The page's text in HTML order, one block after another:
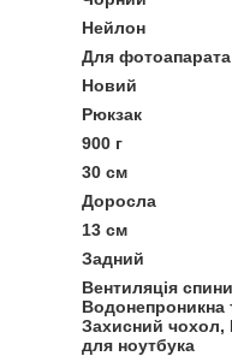
Нейлон
Для фотоапарата
Новий
Рюкзак
900 г
30 см
Доросла
13 см
Задний
Вентиляція
Водонепроникна
Захисний чохол,
для ноутбука